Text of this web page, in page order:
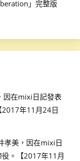
」完整版
因在mixi日記發表
2017年11月24日
孝美，因在mixi日
。【2017年11月